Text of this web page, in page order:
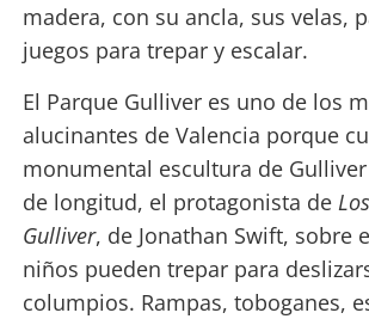
madera, con su ancla, sus velas,
juegos para trepar y escalar.
El Parque Gulliver es uno de los
alucinantes de Valencia porque
monumental escultura de
de longitud, el protagonista de
Gulliver, de Jonathan Swift, sobre
niños pueden trepar para
columpios. Rampas, toboganes,